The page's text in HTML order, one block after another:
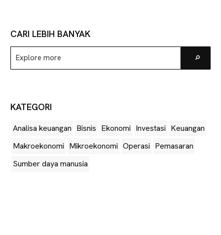
CARI LEBIH BANYAK
Explore
more
KATEGORI
Analisa keuangan Bisnis Ekonomi Investasi Keuangan
Makroekonomi Mikroekonomi Operasi Pemasaran
Sumber daya manusia